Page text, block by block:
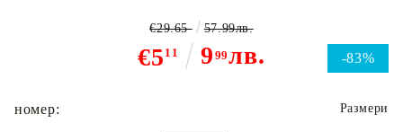
-83%
€5 11 9 99лв.
€29.65 57.99лв.
номер: Размери